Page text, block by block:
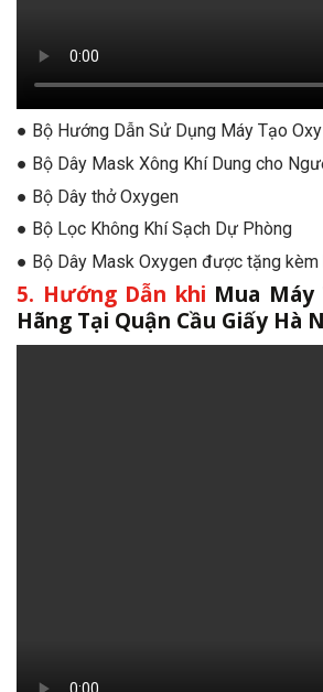
● Bộ Hướng Dẫn Sử Dụng Máy Tạo
● Bộ Dây Mask Xông Khí Dung cho
● Bộ Dây thở Oxygen
● Bộ Lọc Không Khí Sạch Dự Phòng
● Bộ Dây Mask Oxygen được tặng kèm
5. Hướng Dẫn khi Mua Máy
Hãng Tại Quận Cầu Giấy Hà